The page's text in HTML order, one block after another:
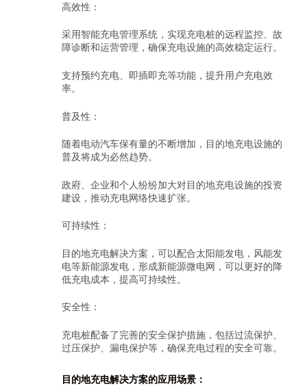
高效性：
采用智能充电管理系统，实现充电桩的远程监控、故
障诊断和运营管理，确保充电设施的高效稳定运行。
支持预约充电、即插即充等功能，提升用户充电效
率。
普及性：
随着电动汽车保有量的不断增加，目的地充电设施的
普及将成为必然趋势。
政府、企业和个人纷纷加大对目的地充电设施的投资
建设，推动充电网络快速扩张。
可持续性：
目的地充电解决方案，可以配合太阳能发电，风能发
电等新能源发电，形成新能源微电网，可以更好的降
低充电成本，提高可持续性。
安全性：
充电桩配备了完善的安全保护措施，包括过流保护、
过压保护、漏电保护等，确保充电过程的安全可靠。
目的地充电解决方案的应用场景：